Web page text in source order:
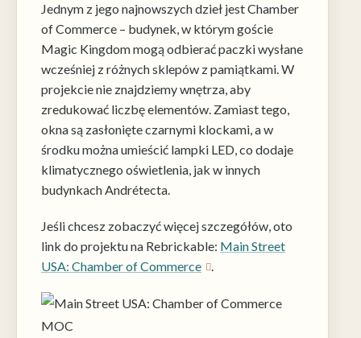
Jednym z jego najnowszych dzieł jest Chamber
of Commerce – budynek, w którym goście
Magic Kingdom mogą odbierać paczki wysłane
wcześniej z różnych sklepów z pamiątkami. W
projekcie nie znajdziemy wnętrza, aby
zredukować liczbę elementów. Zamiast tego,
okna są zasłonięte czarnymi klockami, a w
środku można umieścić lampki LED, co dodaje
klimatycznego oświetlenia, jak w innych
budynkach Andrétecta.
Jeśli chcesz zobaczyć więcej szczegółów, oto
link do projektu na Rebrickable: Main Street
USA: Chamber of Commerce
.
na podstawie
tego, jak
strona jest
używana.
Doświadczenie
Aby nasza
strona
internetowa
działała jak
najlepiej
podczas
przejścia na nią.
Jeśli odrzucisz
te pliki cookie,
niektóre funkcje
znikną ze strony
internetowej.